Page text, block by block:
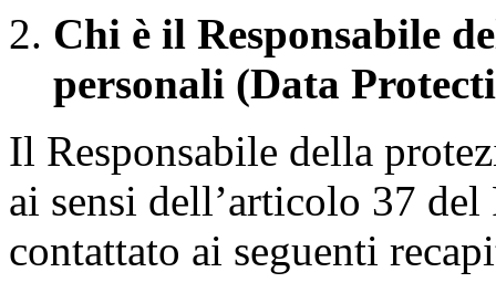
Chi è il Responsabile
personali (Data
Il Responsabile della
ai sensi dell’articolo 37 del
contattato ai seguenti